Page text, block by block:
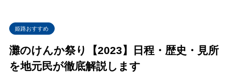
姫路おすすめ
灘のけんか祭り【2023】日程・歴史・見所
を地元民が徹底解説します